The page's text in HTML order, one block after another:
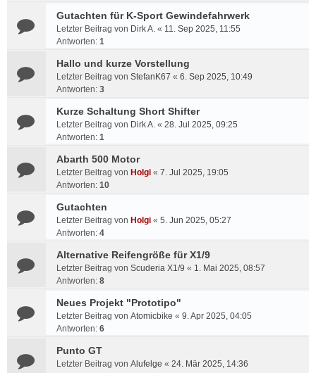
Gutachten für K-Sport Gewindefahrwerk
Letzter Beitrag von Dirk A. « 11. Sep 2025, 11:55
Antworten: 1
Hallo und kurze Vorstellung
Letzter Beitrag von StefanK67 « 6. Sep 2025, 10:49
Antworten: 3
Kurze Schaltung Short Shifter
Letzter Beitrag von Dirk A. « 28. Jul 2025, 09:25
Antworten: 1
Abarth 500 Motor
Letzter Beitrag von Holgi « 7. Jul 2025, 19:05
Antworten: 10
Gutachten
Letzter Beitrag von Holgi « 5. Jun 2025, 05:27
Antworten: 4
Alternative Reifengröße für X1/9
Letzter Beitrag von Scuderia X1/9 « 1. Mai 2025, 08:57
Antworten: 8
Neues Projekt "Prototipo"
Letzter Beitrag von Atomicbike « 9. Apr 2025, 04:05
Antworten: 6
Punto GT
Letzter Beitrag von Alufelge « 24. Mär 2025, 14:36